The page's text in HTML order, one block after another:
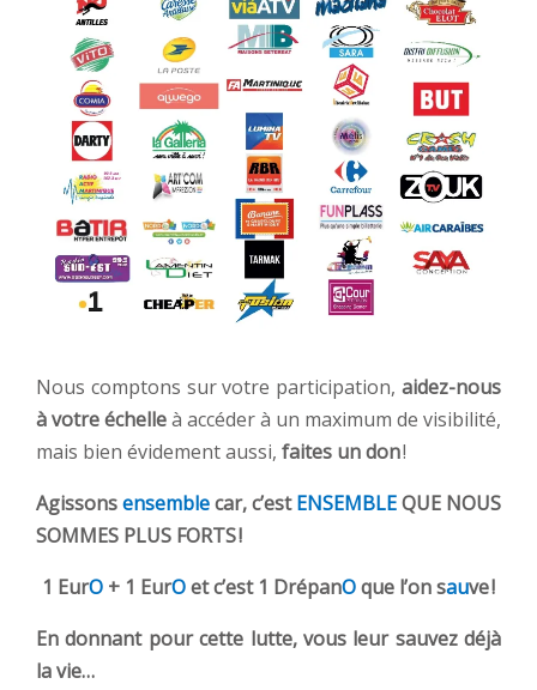
Nous comptons sur votre participation, aidez-nous
à votre échelleà accéder à un maximum de visibilité,
mais bien évidement aussi, faites un don!
Agissonsensemblecar, c’estENSEMBLEQUE NOUS
SOMMES PLUS FORTS !
1 EurO + 1 EurOet c’est 1 DrépanOque l’on sauve !
En donnant pour cette lutte, vous leur sauvez déjà
la vie…